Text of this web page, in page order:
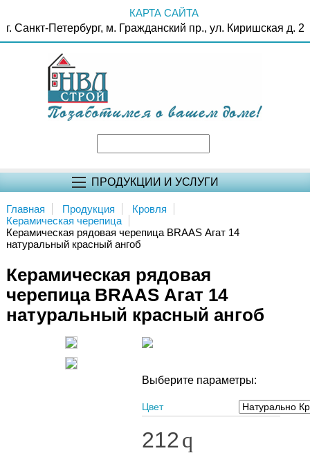
КАРТА САЙТА
г. Санкт-Петербург, м. Гражданский пр., ул. Киришская д. 2
ПРОДУКЦИИ И УСЛУГИ
Главная Продукция
Кровля
Керамическая черепица
Керамическая рядовая черепица BRAAS Агат 14
натуральный красный ангоб
Керамическая рядовая
черепица BRAAS Агат 14
натуральный красный ангоб
Выберите параметры:
Цвет
212q